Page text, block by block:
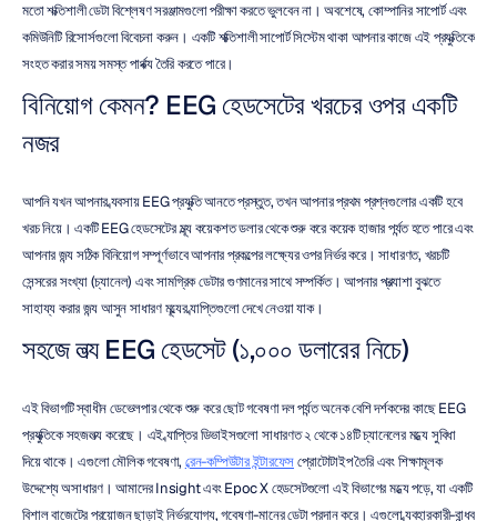
মতো শক্তিশালী ডেটা বিশ্লেষণ সরঞ্জামগুলো পরীক্ষা করতে ভুলবেন না। অবশেষে, কোম্পানির সাপোর্ট এবং
কমিউনিটি রিসোর্সগুলো বিবেচনা করুন। একটি শক্তিশালী সাপোর্ট সিস্টেম থাকা আপনার কাজে এই প্রযুক্তিকে
সংহত করার সময় সমস্ত পার্থক্য তৈরি করতে পারে।
বিনিয়োগ কেমন? EEG হেডসেটের খরচের ওপর একটি
নজর
আপনি যখন আপনার ব্যবসায় EEG প্রযুক্তি আনতে প্রস্তুত, তখন আপনার প্রথম প্রশ্নগুলোর একটি হবে
খরচ নিয়ে। একটি EEG হেডসেটের মূল্য কয়েকশত ডলার থেকে শুরু করে কয়েক হাজার পর্যন্ত হতে পারে এবং
আপনার জন্য সঠিক বিনিয়োগ সম্পূর্ণভাবে আপনার প্রকল্পের লক্ষ্যের ওপর নির্ভর করে। সাধারণত, খরচটি
সেন্সরের সংখ্যা (চ্যানেল) এবং সামগ্রিক ডেটার গুণমানের সাথে সম্পর্কিত। আপনার প্রত্যাশা বুঝতে
সাহায্য করার জন্য আসুন সাধারণ মূল্যের ব্যাপ্তিগুলো দেখে নেওয়া যাক।
সহজে লভ্য EEG হেডসেট (১,০০০ ডলারের নিচে)
এই বিভাগটি স্বাধীন ডেভেলপার থেকে শুরু করে ছোট গবেষণা দল পর্যন্ত অনেক বেশি দর্শকদের কাছে EEG
প্রযুক্তিকে সহজলভ্য করেছে। এই ব্যাপ্তির ডিভাইসগুলো সাধারণত ২ থেকে ১৪টি চ্যানেলের মধ্যে সুবিধা
দিয়ে থাকে। এগুলো মৌলিক গবেষণা, ব্রেন-কম্পিউটার ইন্টারফেস প্রোটোটাইপ তৈরি এবং শিক্ষামূলক
উদ্দেশ্যে অসাধারণ। আমাদের Insight এবং Epoc X হেডসেটগুলো এই বিভাগের মধ্যে পড়ে, যা একটি
বিশাল বাজেটের প্রয়োজন ছাড়াই নির্ভরযোগ্য, গবেষণা-মানের ডেটা প্রদান করে। এগুলো ব্যবহারকারী-বান্ধব